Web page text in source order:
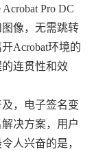
Pro DC
像，无需跳转
Acrobat环境的
连贯性和效
，电子签名变
决方案，用户
人兴奋的是，